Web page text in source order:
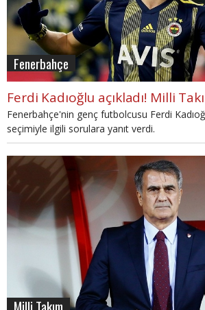
Fenerbahçe
Ferdi Kadıoğlu açıkladı! Milli
Fenerbahçe'nin genç futbolcusu Ferdi
seçimiyle ilgili sorulara yanıt verdi.
Milli Takım